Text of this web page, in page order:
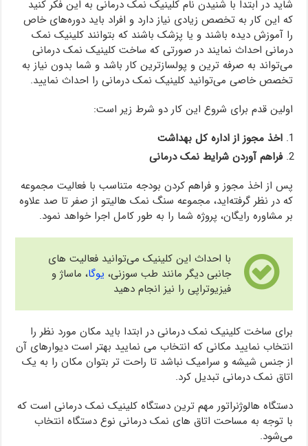
شاید در ابتدا با شنیدن نام کلینیک نمک درمانی به این فکر کنید
که این کار به تخصص زیادی نیاز دارد و افراد باید دوره‌های خاص
را آموزش دیده باشند و یا پزشک باشند که بتوانند کلینیک نمک
درمانی احداث نمایند در صورتی که ساخت کلینیک نمک درمانی
می‌تواند به صرفه ترین و پولسازترین کار باشد و شما بدون نیاز به
تخصص خاصی می‌توانید کلینیک نمک درمانی را احداث نمایید.
اولین قدم برای شروع این کار دو شرط زیر است:
اخذ مجوز از اداره کل بهداشت
فراهم آوردن شرایط نمک درمانی
پس از اخذ مجوز و فراهم کردن بودجه متناسب با فعالیت مجموعه
که در نظر گرفته‌اید، مجموعه سنگ نمک هالیتو از صفر تا صد علاوه
بر مشاوره رایگان، پروژه شما را به طور کامل اجرا خواهد نمود.
با احداث این کلینیک می‌توانید فعالیت های
جانبی دیگر مانند طب سوزنی، یوگا، ماساژ و
فیزیوتراپی را نیز انجام دهید
برای ساخت کلینیک نمک درمانی در ابتدا باید مکان مورد نظر را
انتخاب نمایید مکانی که انتخاب می نمایید بهتر است دیوارهای آن
از جنس شیشه و سرامیک نباشد تا راحت تر بتوان مکان را به یک
اتاق نمک درمانی تبدیل کرد.
دستگاه هالوژنراتور مهم ترین دستگاه کلینیک نمک درمانی است که
با توجه به مساحت اتاق های نمک درمانی نوع دستگاه انتخاب
می‌شود.